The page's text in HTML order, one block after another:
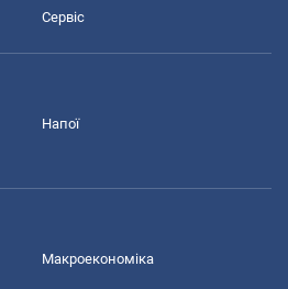
Сервіс
Напої
Макроекономіка